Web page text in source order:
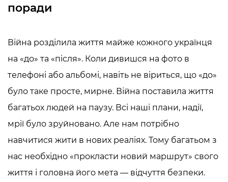
поради
Війна розділила життя майже кожного українця
на «до» та «після». Коли дивишся на фото в
телефоні або альбомі, навіть не віриться, що «до»
було таке просте, мирне. Війна поставила життя
багатьох людей на паузу. Всі наші плани, надії,
мрії було зруйновано. Але нам потрібно
навчитися жити в нових реаліях. Тому багатьом з
нас необхідно «прокласти новий маршрут» свого
життя і головна його мета — відчуття безпеки.